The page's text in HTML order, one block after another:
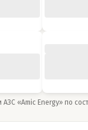
«Amic Energy» по